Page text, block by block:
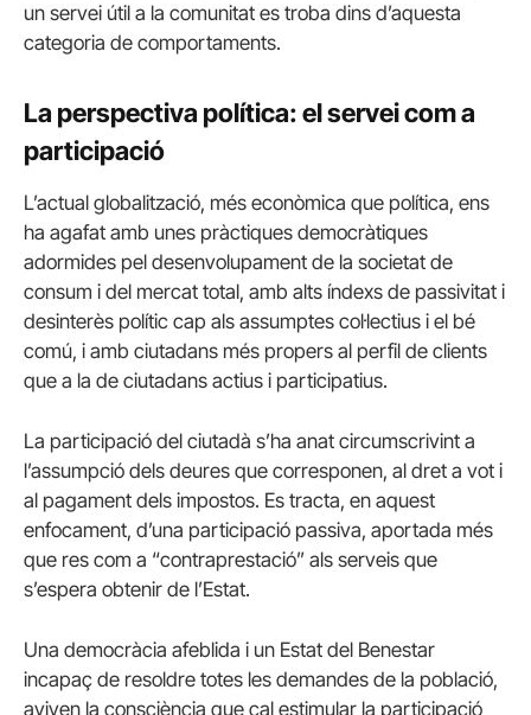
un servei útil a la comunitat es troba dins d’aquesta
categoria de comportaments.
La perspectiva política: el servei com a
participació
L’actual globalització, més econòmica que política, ens
ha agafat amb unes pràctiques democràtiques
adormides pel desenvolupament de la societat de
consum i del mercat total, amb alts índexs de passivitat i
desinterès polític cap als assumptes col·lectius i el bé
comú, i amb ciutadans més propers al perfil de clients
que a la de ciutadans actius i participatius.
La participació del ciutadà s’ha anat circumscrivint a
l’assumpció dels deures que corresponen, al dret a vot i
al pagament dels impostos. Es tracta, en aquest
enfocament, d’una participació passiva, aportada més
que res com a “contraprestació” als serveis que
s’espera obtenir de l’Estat.
Una democràcia afeblida i un Estat del Benestar
incapaç de resoldre totes les demandes de la població,
aviven la consciència que cal estimular la participació